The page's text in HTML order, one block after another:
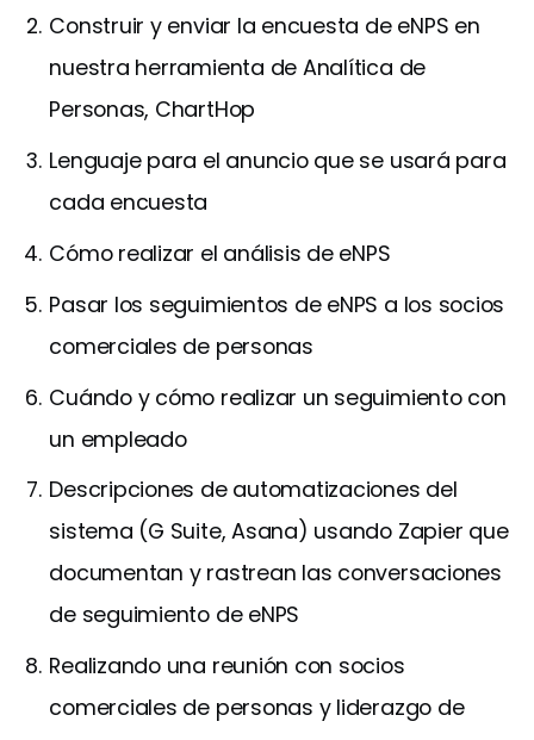
Construir y enviar la encuesta de eNPS en
nuestra herramienta de Analítica de
Personas, ChartHop
Lenguaje para el anuncio que se usará para
cada encuesta
Cómo realizar el análisis de eNPS
Pasar los seguimientos de eNPS a los socios
comerciales de personas
Cuándo y cómo realizar un seguimiento con
un empleado
Descripciones de automatizaciones del
sistema (G Suite, Asana) usando Zapier que
documentan y rastrean las conversaciones
de seguimiento de eNPS
Realizando una reunión con socios
comerciales de personas y liderazgo de